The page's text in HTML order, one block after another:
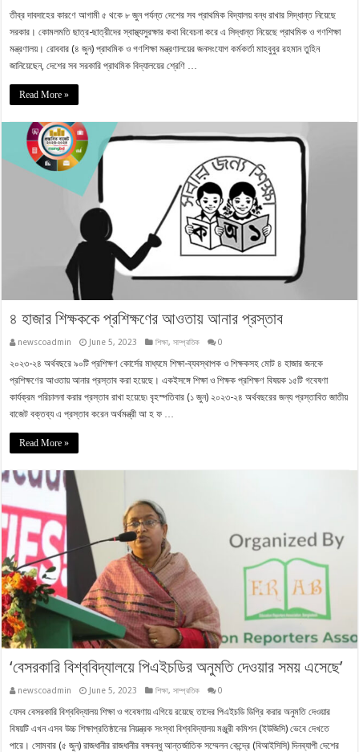
তীব্র দাবদাহের কারণে আগামী ৫ থকে ৮ জুন পর্যন্ত দেশের সব প্রাথমিক বিদ্যালয় বন্ধ রাখার সিদ্ধান্ত নিয়েছে
সরকার। কোমলমতি ছাত্র-ছাত্রীদের স্বাস্থ্যসুরক্ষার কথা বিবেচনা করে এ সিদ্ধান্ত নিয়েছে প্রাথমিক ও গণশিক্ষা
মন্ত্রণালয়। রোববার (৪ জুন) প্রাথমিক ও গণশিক্ষা মন্ত্রণালয়ের জনসংযোগ কর্মকর্তা মাহবুবুর রহমান তুহিন
জানিয়েছেন, দেশের সব সরকারি প্রাথমিক বিদ্যালয়ের শ্রেণি …
Read More »
৪ হাজার শিক্ষককে প্রশিক্ষণের আওতায় আনার প্রস্তাব
newscoadmin June 5, 2023 শিক্ষা,সাম্প্রতিক 0
২০২৩-২৪ অর্থবছরে ৯০টি প্রশিক্ষণ কোর্সের মাধ্যমে শিক্ষা-ব্যবস্থাপক ও শিক্ষকসহ মোট ৪ হাজার জনকে
প্রশিক্ষণের আওতায় আনার প্রস্তাব করা হয়েছে। একইসঙ্গে শিক্ষা ও শিক্ষক প্রশিক্ষণ বিষয়ক ১৫টি গবেষণা
কার্যক্রম পরিচালনা করার প্রস্তাব রাখা হয়েছে৷ বৃহস্পতিবার (১ জুন) ২০২৩-২৪ অর্থবছরের জন্য প্রস্তাবিত জাতীয়
বাজেট বক্তব্য এ প্রস্তাব করেন অর্থমন্ত্রী আ হ ফ …
Read More »
‘বেসরকারি বিশ্ববিদ্যালয়ে পিএইচডির অনুমতি দেওয়ার সময় এসেছে’
newscoadmin June 5, 2023 শিক্ষা,সাম্প্রতিক 0
যেসব বেসরকারি বিশ্ববিদ্যালয় শিক্ষা ও গবেষণায় এগিয়ে রয়েছে তাদের পিএইচডি ডিগ্রি করার অনুমতি দেওয়ার
বিষয়টি এখন এসব উচ্চ শিক্ষাপ্রতিষ্ঠানের নিয়ন্ত্রক সংস্থা বিশ্ববিদ্যালয় মঞ্জুরী কমিশন (ইউজিসি) ভেবে দেখতে
পারে। সোমবার (৫ জুন) রাজধানীর রাজধানীর বঙ্গবন্ধু আন্তর্জাতিক সম্মেলন কেন্দ্রে (বিআইসিসি) দিনব্যাপী দেশের